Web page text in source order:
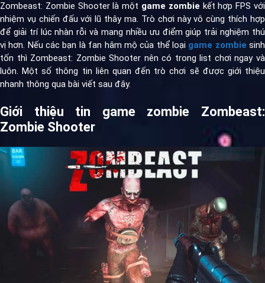
Zombeast: Zombie Shooter là một game zombie kết hợp FPS với
nhiệm vụ chiến đấu với lũ thây ma. Trò chơi này vô cùng thích hợp
để giải trí lúc nhàn rỗi và mang nhiều ưu điểm giúp trải nghiệm thú
vị hơn. Nếu các bạn là fan hâm mộ của thể loại game zombie sinh
tốn thì Zombeast: Zombie Shooter nên có trong list chơi ngay và
luôn. Một số thông tin liên quan đến trò chơi sẽ được giới thiệu
nhanh thông qua bài viết sau đây.
Giới thiệu tin game zombie Zombeast:
Zombie Shooter